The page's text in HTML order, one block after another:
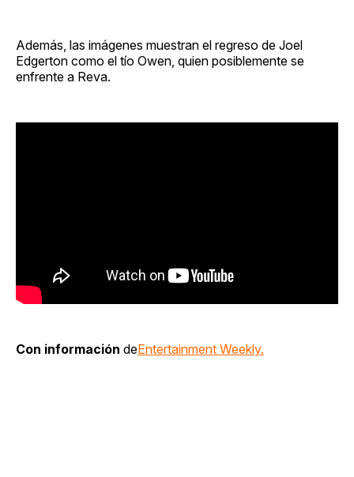
Además, las imágenes muestran el regreso de Joel
Edgerton como el tío Owen, quien posiblemente se
enfrente a Reva.
Con información deEntertainment Weekly.